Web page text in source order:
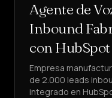
Agente de
Inbound
con HubSpot
Empresa
de 2.000 leads
integrado en